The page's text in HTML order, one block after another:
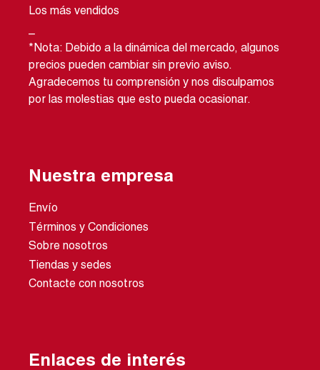
Los más vendidos
*Nota: Debido a la dinámica del mercado, algunos
precios pueden cambiar sin previo aviso.
Agradecemos tu comprensión y nos disculpamos
por las molestias que esto pueda ocasionar.
Nuestra empresa
Envío
Términos y Condiciones
Sobre nosotros
Tiendas y sedes
Contacte con nosotros
Enlaces de interés